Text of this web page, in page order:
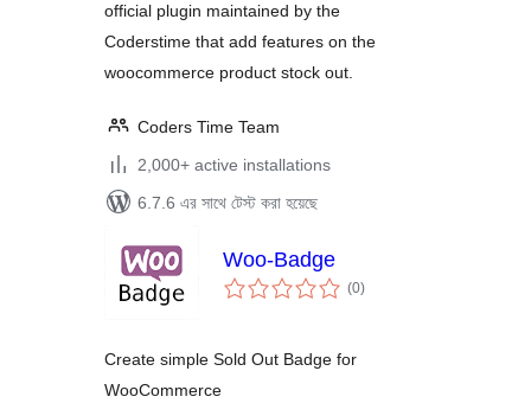
official plugin maintained by the
Coderstime that add features on the
woocommerce product stock out.
Coders Time Team
2,000+ active installations
6.7.6 এর সাথে টেস্ট করা হয়েছে
Woo-Badge
(0total
ratings
)
Create simple Sold Out Badge for
WooCommerce